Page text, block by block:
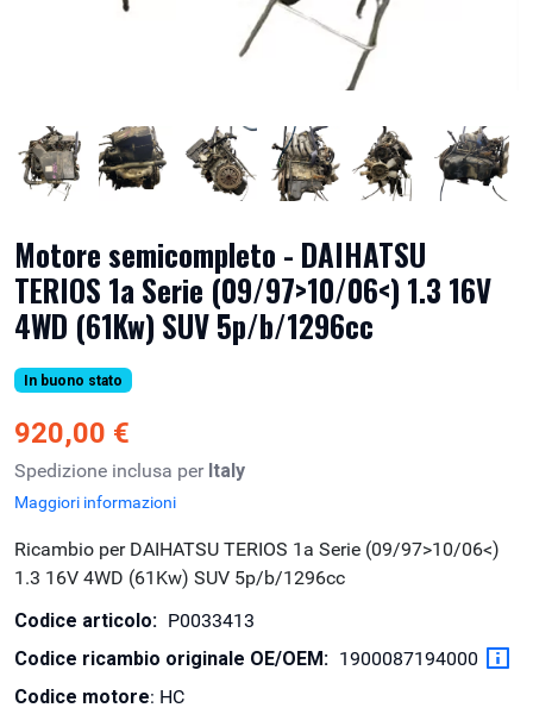
Motore semicompleto - DAIHATSU
TERIOS 1a Serie (09/97>10/06<) 1.3 16V
4WD (61Kw) SUV 5p/b/1296cc
In buono stato
920,00 €
Spedizione inclusa per Italy
Maggiori informazioni
Ricambio per DAIHATSU TERIOS 1a Serie (09/97>10/06<)
1.3 16V 4WD (61Kw) SUV 5p/b/1296cc
Codice articolo: P0033413
Codice ricambio originale OE/OEM: 1900087194000
Codice motore: HC